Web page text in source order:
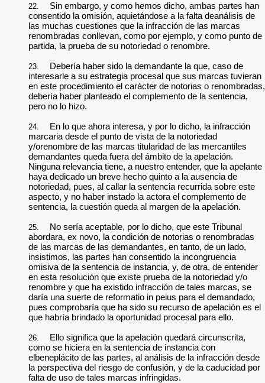
22.
Sin embargo, y como hemos dicho, ambas partes han
consentido la omisión, aquietándose a la falta deanálisis de
las muchas cuestiones que la infracción de las marcas
renombradas conllevan, como por ejemplo, y como punto de
partida, la prueba de su notoriedad o renombre.
23.
Debería haber sido la demandante la que, caso de
interesarle a su estrategia procesal que sus marcas tuvieran
en este procedimiento el carácter de notorias o renombradas,
debería haber planteado el complemento de la sentencia,
pero no lo hizo.
24.
En lo que ahora interesa, y por lo dicho, la infracción
marcaria desde el punto de vista de la notoriedad
y/orenombre de las marcas titularidad de las mercantiles
demandantes queda fuera del ámbito de la apelación.
Ninguna relevancia tiene, a nuestro entender, que la apelante
haya dedicado un breve hecho quinto a la ausencia de
notoriedad, pues, al callar la sentencia recurrida sobre este
aspecto, y no haber instado la actora el complemento de
sentencia, la cuestión queda al margen de la apelación.
25.
No sería aceptable, por lo dicho, que este Tribunal
abordara, ex novo, la condición de notorias o renombradas
de las marcas de las demandantes, en tanto, de un lado,
insistimos, las partes han consentido la incongruencia
omisiva de la sentencia de instancia, y, de otra, de entender
en esta resolución que existe prueba de la notoriedad y/o
renombre y que ha existido infracción de tales marcas, se
daría una suerte de reformatio in peius para el demandado,
pues comprobaría que ha sido su recurso de apelación es el
que habría brindado la oportunidad procesal para ello.
26.
Ello significa que la apelación quedará circunscrita,
como se hiciera en la sentencia de instancia con
elbeneplácito de las partes, al análisis de la infracción desde
la perspectiva del riesgo de confusión, y de la caducidad por
falta de uso de tales marcas infringidas.